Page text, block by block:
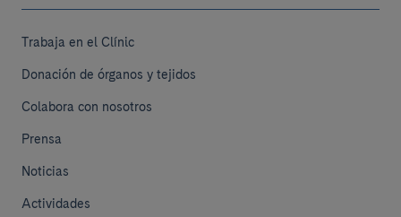
Trabaja en el Clínic
Donación de órganos y tejidos
Colabora con nosotros
Prensa
Noticias
Actividades